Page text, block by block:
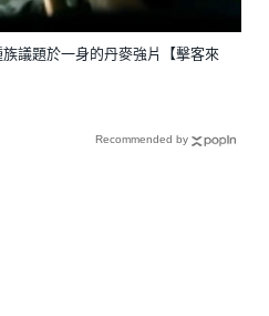
族議題於一身的丹麥強片【擊客來
Recommended by